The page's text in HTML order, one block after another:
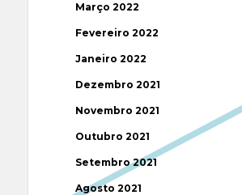
Março 2022
Fevereiro 2022
Janeiro 2022
Dezembro 2021
Novembro 2021
Outubro 2021
Setembro 2021
Agosto 2021